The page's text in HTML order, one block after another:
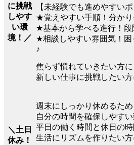
に挑戦
しやす
い環
境！／
【未経験でも進めやすい
★覚えやすい手順！分かり
★基本から学べる進行！段
★相談しやすい雰囲気！
♪
焦らず慣れていきたい方に
新しい仕事に挑戦したい方
＼土日
休み！
週末にしっかり休めるため
自分の時間を確保しやすい
平日の働く時間と休日の時
生活にリズムを作りたい